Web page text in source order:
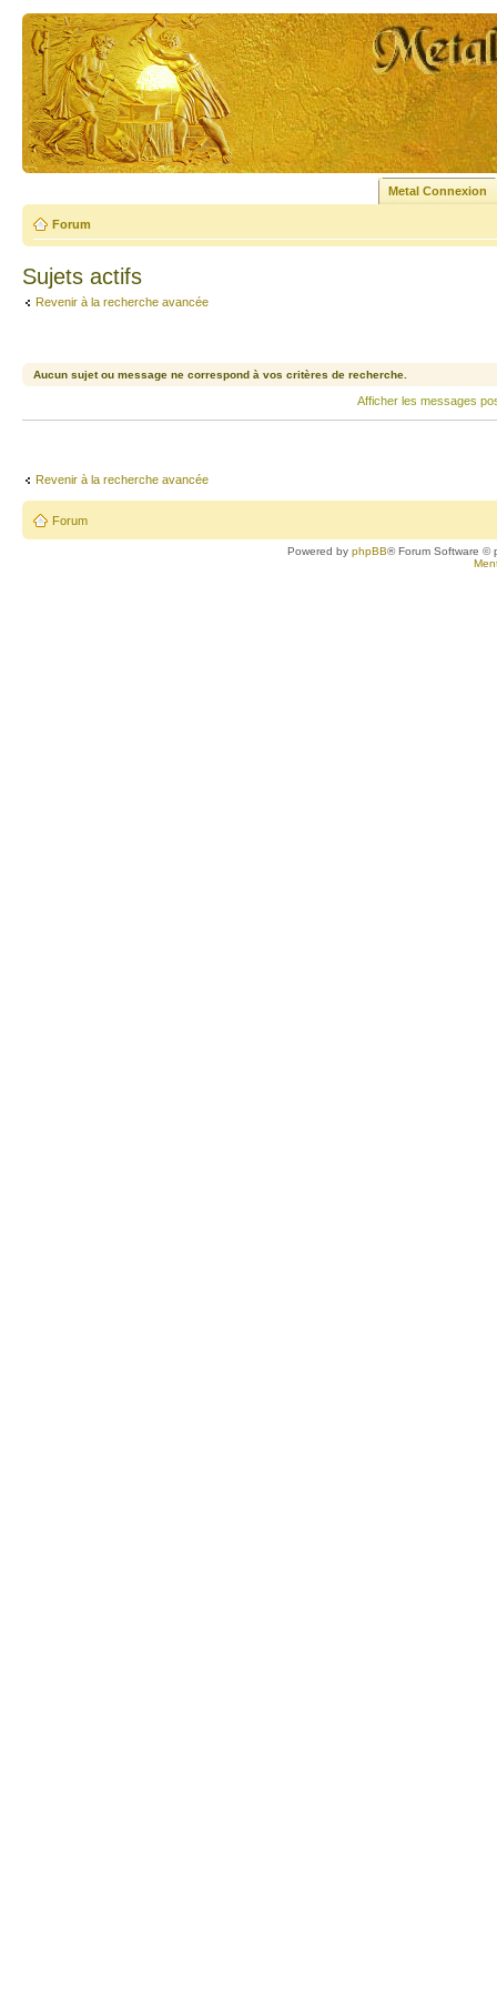
Metal Connexion
Forum
Sujets actifs
Revenir à la recherche avancée
Aucun sujet ou message ne correspond à vos critères de recherche.
Afficher les messages
Revenir à la recherche avancée
Forum
Powered byphpBB® Forum Software ©